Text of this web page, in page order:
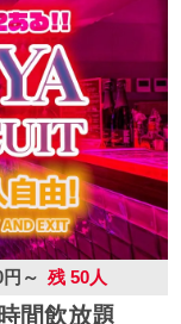
～ 残 50人
間飲放題